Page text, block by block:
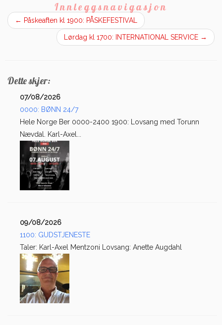
Innleggsnavigasjon
← Påskeaften kl 1900: PÅSKEFESTIVAL
Lørdag kl 1700: INTERNATIONAL SERVICE →
Dette skjer:
07/08/2026
0000: BØNN 24/7
Hele Norge Ber 0000-2400 1900: Lovsang med Torunn
Nævdal. Karl-Axel...
09/08/2026
1100: GUDSTJENESTE
Taler: Karl-Axel Mentzoni Lovsang: Anette Augdahl